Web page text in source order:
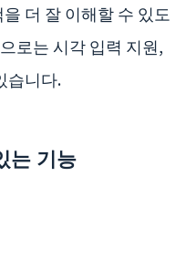
더 잘 이해할 수 있도
로는 시각 입력 지원,
습니다.
는 기능